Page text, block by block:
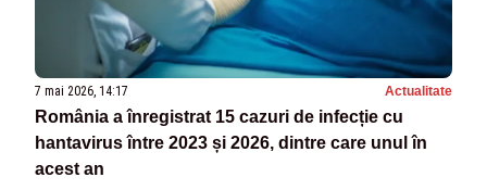
7 mai 2026, 14:17 Actualitate
România a înregistrat 15 cazuri de infecție cu
hantavirus între 2023 și 2026, dintre care unul în
acest an